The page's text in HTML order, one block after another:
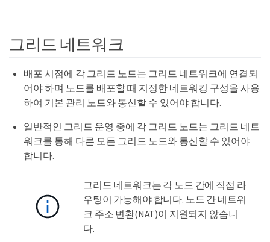
그리드 네트워크
배포 시점에 각 그리드 노드는 그리드 네트워크에 연결되
어야 하며 노드를 배포할 때 지정한 네트워킹 구성을 사용
하여 기본 관리 노드와 통신할 수 있어야 합니다.
일반적인 그리드 운영 중에 각 그리드 노드는 그리드 네트
워크를 통해 다른 모든 그리드 노드와 통신할 수 있어야
합니다.
그리드 네트워크는 각 노드 간에 직접 라
우팅이 가능해야 합니다. 노드 간 네트워
크 주소 변환(NAT)이 지원되지 않습니
다.